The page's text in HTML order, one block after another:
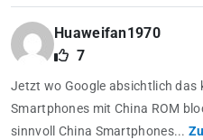
Huaweifan1970
7
Jetzt wo Google absichtlich das
Smartphones mit China ROM
sinnvoll China Smartphones...